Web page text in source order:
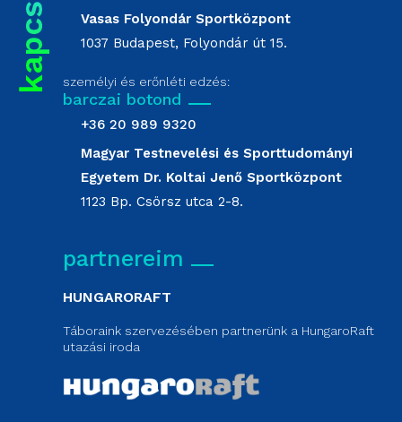
Vasas Folyondár Sportközpont
1037 Budapest, Folyondár út 15.
személyi és erőnléti edzés:
barczai botond
+36 20 989 9320
Magyar Testnevelési és Sporttudományi
Egyetem Dr. Koltai Jenő Sportközpont
1123 Bp. Csörsz utca 2-8.
partnereim
HUNGARORAFT
Táboraink szervezésében partnerünk a HungaroRaft
utazási iroda